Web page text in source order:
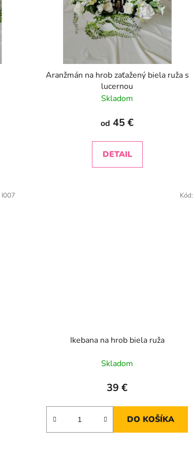
Aranžmán na hrob zaťažený biela ruža s
lucernou
Skladom
od 45 €
DETAIL
I007
Ikebana na hrob biela ruža
Skladom
39 €
DO KOŠÍKA
Kód: